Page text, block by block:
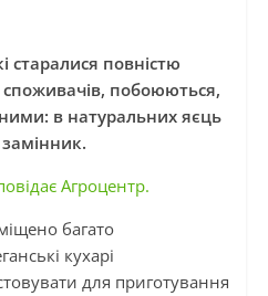
старалися повністю
побоюються,
в натуральних яєць
Агроцентр.
багато
кухарі
для приготування